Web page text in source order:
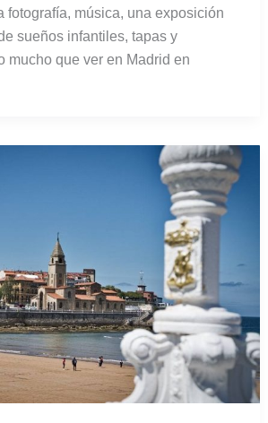
fotografía, música, una exposición
sueños infantiles, tapas y
mucho que ver en Madrid en